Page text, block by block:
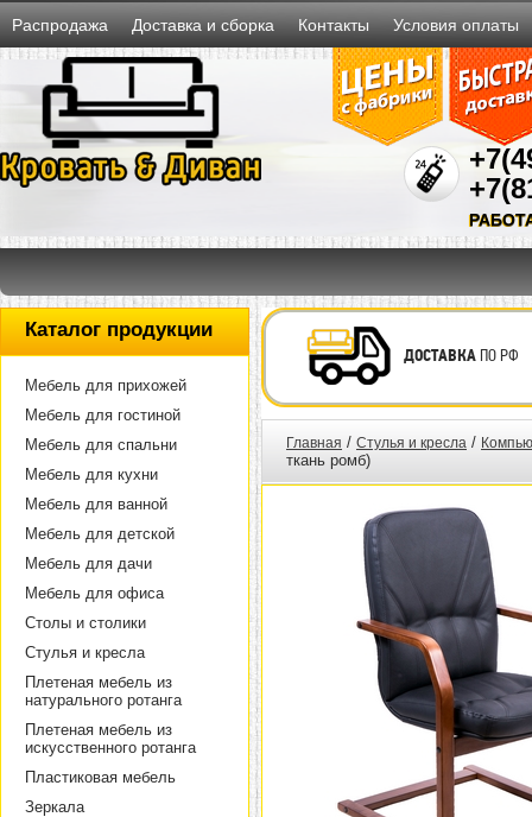
Распродажа Доставка и сборка Контакты Условия оплаты
Каталог продукции
Мебель для прихожей
Мебель для гостиной
Мебель для спальни
Мебель для кухни
Мебель для ванной
Мебель для детской
Мебель для дачи
Мебель для офиса
Столы и столики
Стулья и кресла
Плетеная мебель из
натурального ротанга
Плетеная мебель из
искусственного ротанга
Пластиковая мебель
Зеркала
ДОСТАВКАПО РФ
Главная / Стулья и кресла /
ткань ромб)